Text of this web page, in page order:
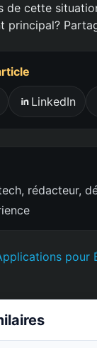
de cette
principal?
LinkedIn
rédacteur,
pour